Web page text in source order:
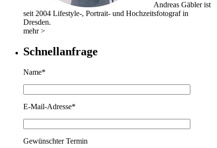
Andreas Gäbler ist
seit 2004 Lifestyle-, Portrait- und Hochzeitsfotograf in
Dresden.
mehr >
Schnellanfrage
Name*
E-Mail-Adresse*
Gewünschter Termin